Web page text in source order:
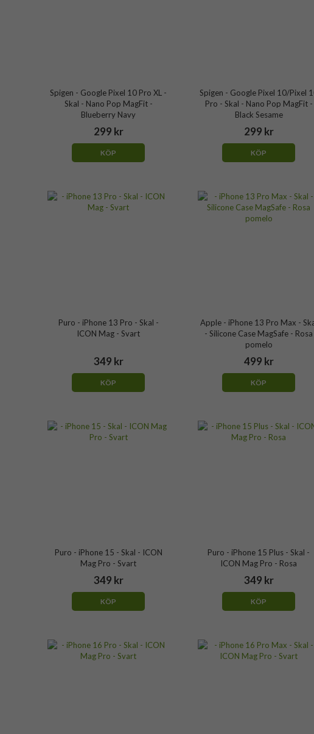
Spigen - Google Pixel 10 Pro XL -
Skal - Nano Pop MagFit -
Blueberry Navy
299 kr
KÖP
Spigen - Google Pixel 10/Pixel
Pro - Skal - Nano Pop MagFit -
Black Sesame
299 kr
KÖP
Puro - iPhone 13 Pro - Skal -
ICON Mag - Svart
349 kr
KÖP
Apple - iPhone 13 Pro Max -
- Silicone Case MagSafe - Rosa
pomelo
499 kr
KÖP
Puro - iPhone 15 - Skal - ICON
Mag Pro - Svart
349 kr
KÖP
Puro - iPhone 15 Plus - Skal -
ICON Mag Pro - Rosa
349 kr
KÖP